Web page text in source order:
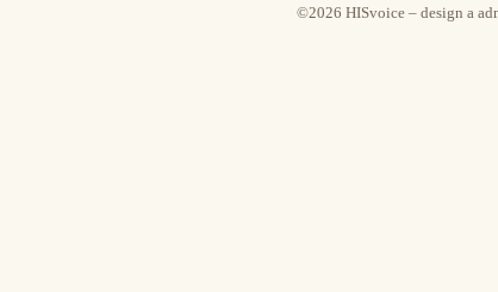
©2026 HISvoice – design a